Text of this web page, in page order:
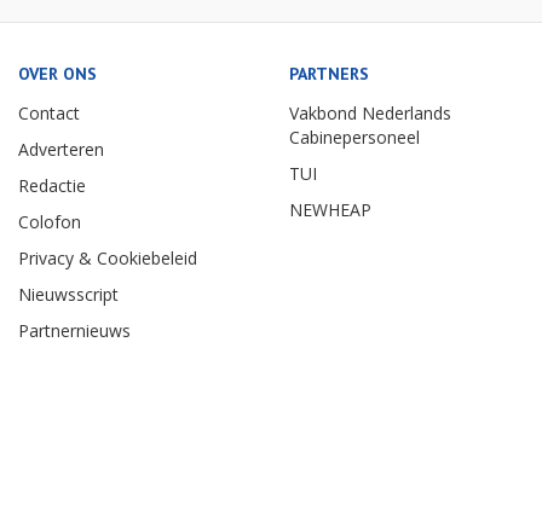
OVER ONS
Contact
Adverteren
Redactie
Colofon
Privacy & Cookiebeleid
Nieuwsscript
Partnernieuws
PARTNERS
Vakbond Nederlands
Cabinepersoneel
TUI
NEWHEAP